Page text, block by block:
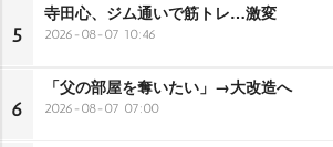
5
寺田心、ジム通いで筋トレ…激変
2026-08-07 10:46
6
「父の部屋を奪いたい」→大改造へ
2026-08-07 07:00